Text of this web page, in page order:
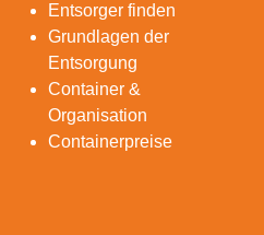
Entsorger finden
Grundlagen der
Entsorgung
Container &
Organisation
Containerpreise